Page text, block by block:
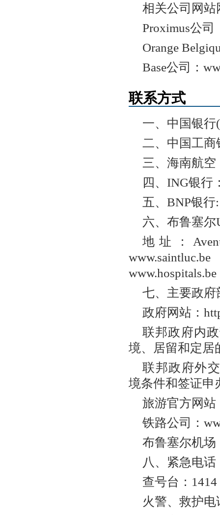
相关公司网站
Proximus公司
Orange
Base公司：
联系方式
一、中国银行
二、中国工商
三、海南航空
四、ING银行
五、BNP银行
六、布鲁塞尔
地址：
七、主要政
政府网站：
联邦政府内
境、居留和定居
联邦政府外
境条件和签证申
旅游官方网站
铁路公司：
布鲁塞尔机场
八、紧急电话
查号台：
火警、救护电